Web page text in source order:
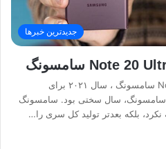
جدیدترین خبرها
مقایسه S22 Ultra با Note 20 Ultra سامسونگ ، سال ۲۰۲۱ برای
علاقه‌مندان گوشی‌های سری Note سامسونگ، سال سختی بود. سامسونگ